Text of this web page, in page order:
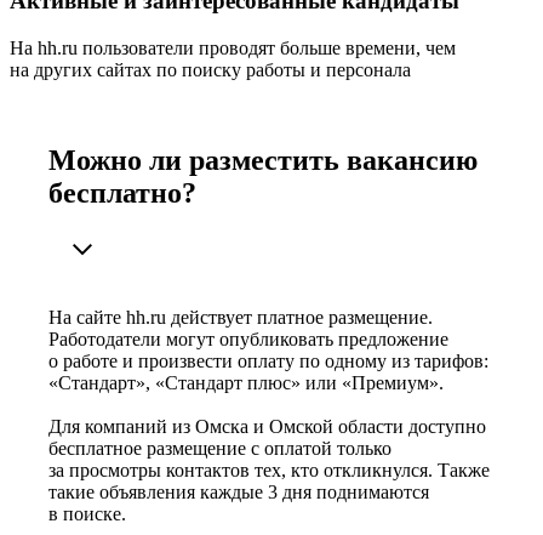
На hh.ru пользователи проводят больше времени, чем
на других сайтах по поиску работы и персонала
Можно ли разместить вакансию
бесплатно?
На сайте hh.ru действует платное размещение.
Работодатели могут опубликовать предложение
о работе и произвести оплату по одному из тарифов:
«Стандарт», «Стандарт плюс» или «Премиум».
Для компаний из Омска и Омской области доступно
бесплатное размещение с оплатой только
за просмотры контактов тех, кто откликнулся. Также
такие объявления каждые 3 дня поднимаются
в поиске.